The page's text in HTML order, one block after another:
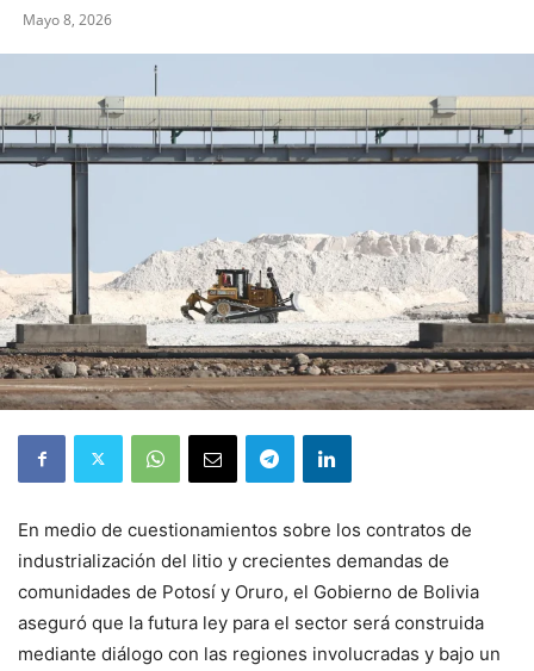
Mayo 8, 2026
En medio de cuestionamientos sobre los contratos de
industrialización del litio y crecientes demandas de
comunidades de Potosí y Oruro, el Gobierno de Bolivia
aseguró que la futura ley para el sector será construida
mediante diálogo con las regiones involucradas y bajo un